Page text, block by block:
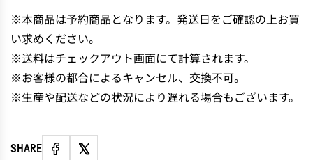
※本商品は予約商品となります。発送日をご確認の上お買
い求めください。
※送料はチェックアウト画面にて計算されます。
※お客様の都合によるキャンセル、交換不可。
※生産や配送などの状況により遅れる場合もございます。
SHARE